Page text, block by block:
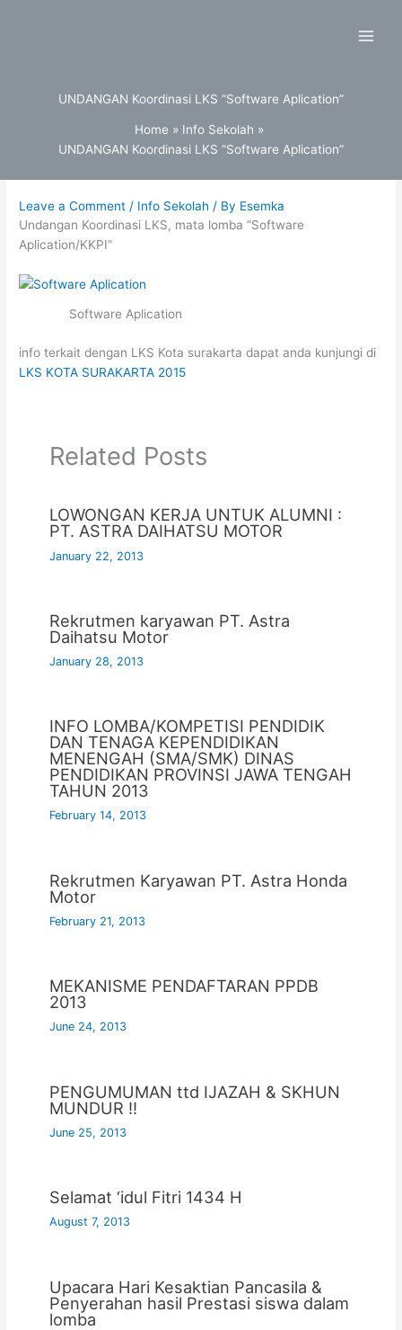
UNDANGAN Koordinasi LKS “Software Aplication”
Home
Info Sekolah
UNDANGAN Koordinasi LKS “Software Aplication”
Leave a Comment / Info Sekolah / By Esemka
Undangan Koordinasi LKS, mata lomba “Software
Aplication/KKPI”
Software Aplication
info terkait dengan LKS Kota surakarta dapat anda kunjungi di
LKS KOTA SURAKARTA 2015
Related Posts
LOWONGAN KERJA UNTUK ALUMNI :
PT. ASTRA DAIHATSU MOTOR
January 22, 2013
Rekrutmen karyawan PT. Astra
Daihatsu Motor
January 28, 2013
INFO LOMBA/KOMPETISI PENDIDIK
DAN TENAGA KEPENDIDIKAN
MENENGAH (SMA/SMK) DINAS
PENDIDIKAN PROVINSI JAWA TENGAH
TAHUN 2013
February 14, 2013
Rekrutmen Karyawan PT. Astra Honda
Motor
February 21, 2013
MEKANISME PENDAFTARAN PPDB
2013
June 24, 2013
PENGUMUMAN ttd IJAZAH & SKHUN
MUNDUR !!
June 25, 2013
Selamat ‘idul Fitri 1434 H
August 7, 2013
Upacara Hari Kesaktian Pancasila &
Penyerahan hasil Prestasi siswa dalam
lomba